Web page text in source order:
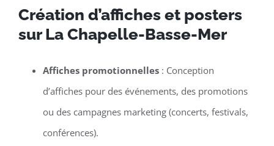
Création d’affiches et posters
sur La Chapelle-Basse-Mer
Affiches promotionnelles: Conception
d’affiches pour des événements, des promotions
ou des campagnes marketing (concerts, festivals,
conférences).